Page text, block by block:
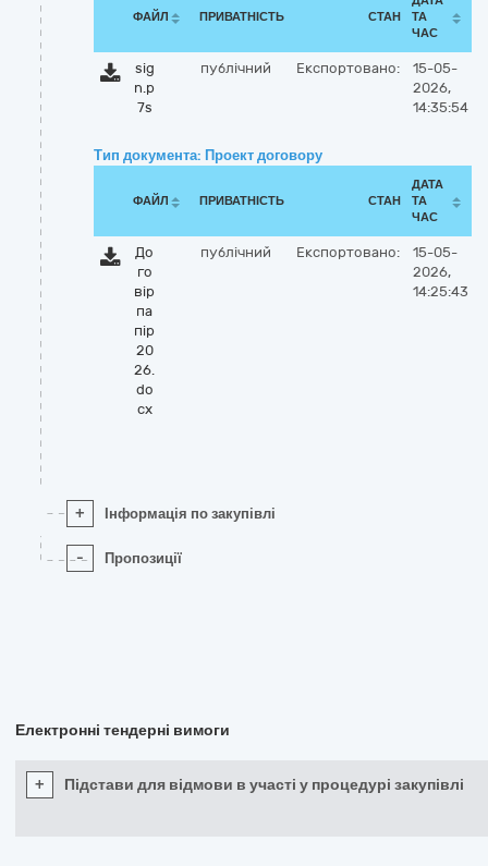
ФАЙЛ ПРИВАТНІСТЬ СТАН
ТА
ЧАС
sig
n.p
7s
публічний Експортовано:
15-05-
2026,
14:35:54
Тип документа: Проект договору
ФАЙЛ ПРИВАТНІСТЬ СТАН
ДАТА
ТА
ЧАС
До
го
вір
па
пір
20
26.
do
cx
публічний Експортовано:
15-05-
2026,
14:25:43
+ Інформація по закупівлі
- Пропозиції
Електронні тендерні вимоги
+ Підстави для відмови в участі у процедурі закупівлі